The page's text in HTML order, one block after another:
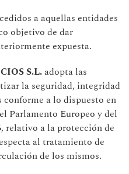
a aquellas entidades
objetivo de dar
expuesta.
S.L.adopta las
la seguridad, integridad
a lo dispuesto en
Parlamento Europeo y del
relativo a la protección de
al tratamiento de
de los mismos.